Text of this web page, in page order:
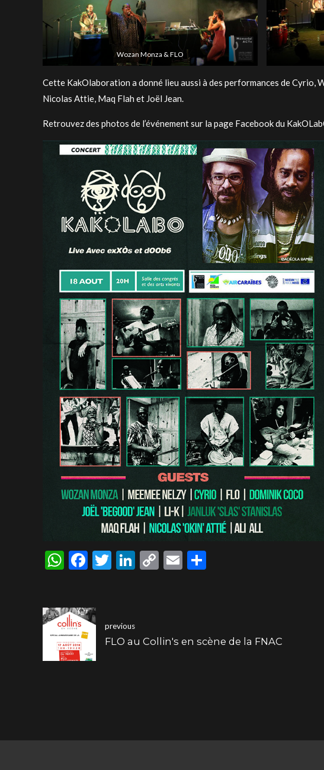
Wozan Monza & FLO
Cette KakOlaboration a donné lieu aussi à des performances de Cyrio,
Nicolas Attie, Maq Flah et Joël Jean.
Retrouvez des photos de l’événement sur la page Facebook du
WhatsApp
Facebook
Twitter
LinkedIn
CopyEmail
previous
FLO au Collin's en scène de la FNAC